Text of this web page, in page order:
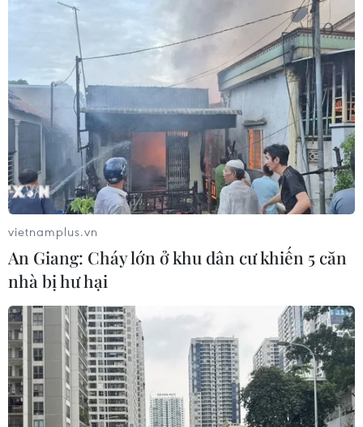
TIN CÙNG CHUYÊN MỤC
Khởi tố đối tượng giả danh Công an,
lừa đảo "chạy án" tại Đắk Lắk
06/08/2026 15:07
vietnamplus.vn
An Giang: Cháy lớn ở khu dân cư khiến 5 căn
nhà bị hư hại